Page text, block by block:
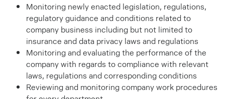
Monitoring newly enacted legislation, regulations,
regulatory guidance and conditions related to
company business including but not limited to
insurance and data privacy laws and regulations
Monitoring and evaluating the performance of the
company with regards to compliance with relevant
laws, regulations and corresponding conditions
Reviewing and monitoring company work procedures